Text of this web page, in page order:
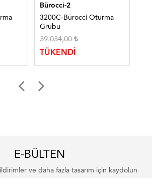
Bürocci-2
3200C-Bürocci Oturma
Grubu
39.034,00
TÜKENDİ
E-BÜLTEN
ve daha fazla tasarım için kaydolun